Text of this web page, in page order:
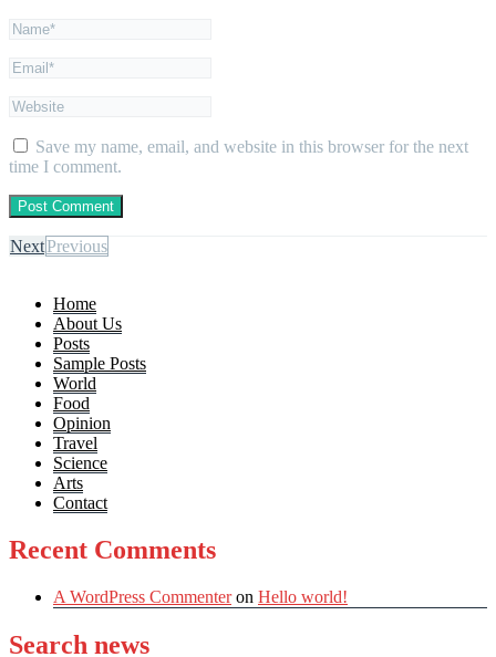
Save my name, email, and website in this browser for the next
time I comment.
NextPrevious
Home
About Us
Posts
Sample Posts
World
Food
Opinion
Travel
Science
Arts
Contact
Recent Comments
A WordPress Commenteron Hello world!
Search news